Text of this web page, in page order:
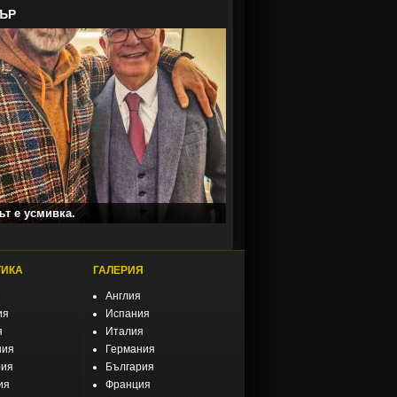
е усмивка.
ГАЛЕРИЯ
Англия
Испания
Италия
Германия
България
Франция